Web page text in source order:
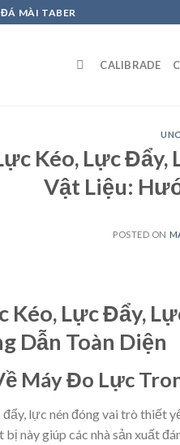
MÀI TABER
CALIBRADE
Kéo, Lực Đẩy,
Vật Liệu:
POSTED ON
Kéo, Lực Đẩy,
Dẫn Toàn Diện
Máy Đo Lực
lực nén đóng vai trò thiết
này giúp các nhà sản xuất